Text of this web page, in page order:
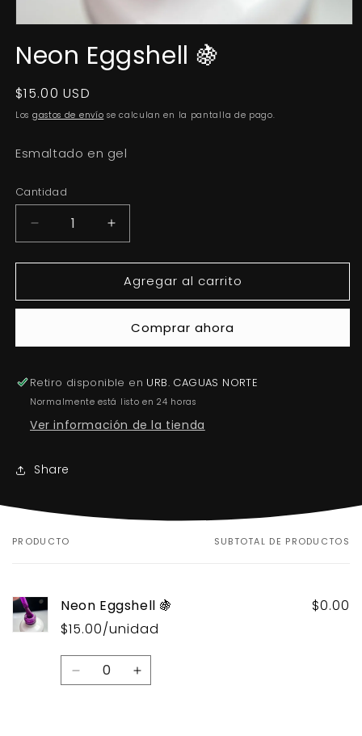
multimedia
1
una
ventana
modal
Neon Eggshell 🍇
Precio
habitual
$15.00 USD
Los gastos de envío se calculan en la pantalla de pago.
Esmaltado en gel
Cantidad
Reducir
cantidad
para
Eggshell
Aumentar
cantidad
para
Neon
Eggshell
Agregar al carrito
Comprar ahora
Retiro disponible en URB. CAGUAS NORTE
Normalmente está listo en 24 horas
Ver información de la tienda
Share
Tu
PRODUCTO SUBTOTAL DE PRODUCTOS
Neon Eggshell 🍇
$15.00/unidad
$0.00
Cantidad
Reducir
Aumentar